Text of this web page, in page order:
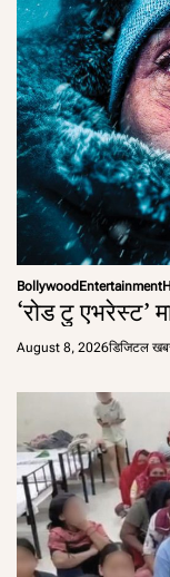
BollywoodEntertainment
‘रोड टु एभरेस्ट’
August 8, 2026डिजिटल